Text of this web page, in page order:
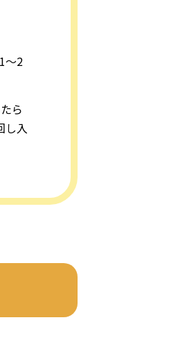
～2
ら
し入